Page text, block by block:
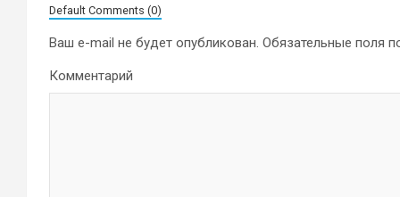
Default Comments (0)
Ваш e-mail не будет опубликован. Обязательные поля
Комментарий